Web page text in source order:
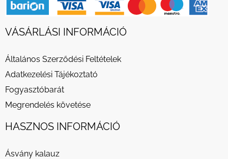
VÁSÁRLÁSI INFORMÁCIÓ
Általános Szerződési Feltételek
Adatkezelési Tájékoztató
Fogyasztóbarát
Megrendelés követése
HASZNOS INFORMÁCIÓ
Ásvány kalauz